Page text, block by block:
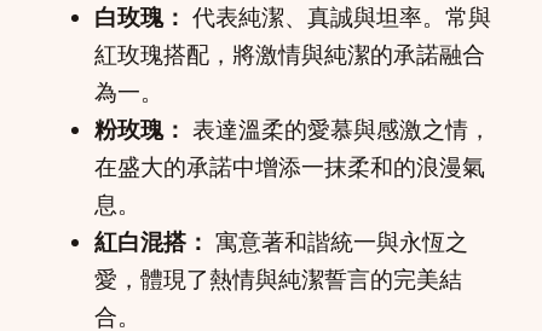
白玫瑰： 代表純潔、真誠與坦率。常與
紅玫瑰搭配，將激情與純潔的承諾融合
為一。
粉玫瑰： 表達溫柔的愛慕與感激之情，
在盛大的承諾中增添一抹柔和的浪漫氣
息。
紅白混搭： 寓意著和諧統一與永恆之
愛，體現了熱情與純潔誓言的完美結
合。